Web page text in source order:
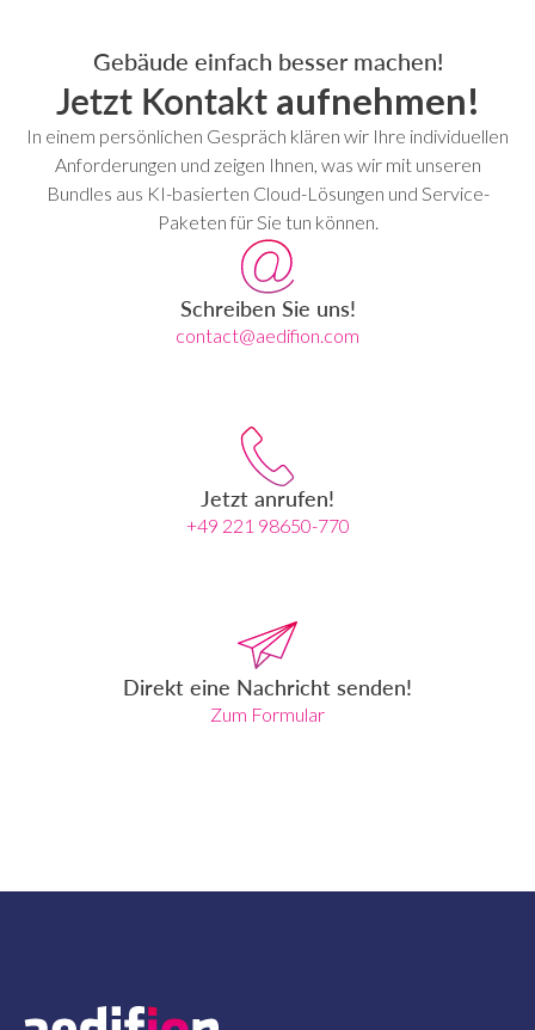
Gebäude einfach besser machen!
Jetzt Kontakt aufnehmen!
In einem persönlichen Gespräch klären wir Ihre individuellen
Anforderungen und zeigen Ihnen, was wir mit unseren
Bundles aus KI-basierten Cloud-Lösungen und Service-
Paketen für Sie tun können.
Schreiben Sie uns!
contact@aedifion.com
Jetzt anrufen!
+49 221 98650-770
Direkt eine Nachricht senden!
Zum Formular